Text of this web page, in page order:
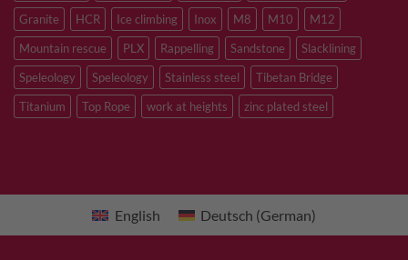
Granite
HCR Ice climbing Inox M8 M10
M12
Mountain rescue
PLX Rappelling Sandstone
Slacklining
Speleology
Speleology Stainless steel
Tibetan Bridge
Titanium
Top Rope work at heights zinc plated steel
English Deutsch (German)